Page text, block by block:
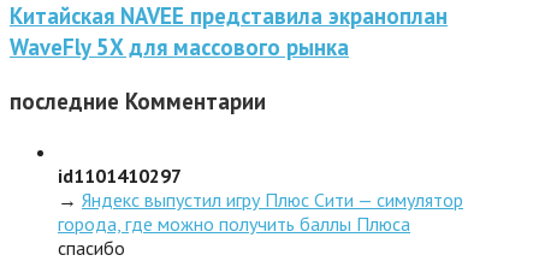
Китайская NAVEE представила экраноплан
WaveFly 5X для массового рынка
последние Комментарии
id1101410297
→ Яндекс выпустил игру Плюс Сити — симулятор
города, где можно получить баллы Плюса
спасибо